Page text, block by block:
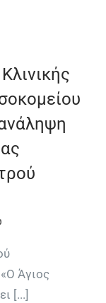
Άγιος
[...]